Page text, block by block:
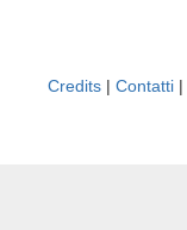
Credits | Contatti |